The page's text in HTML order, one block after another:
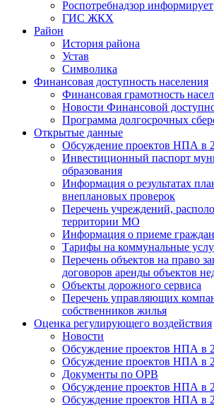
Роспотребнадзор информирует
ГИС ЖКХ
Район
История района
Устав
Символика
Финансовая доступность населения
Финансовая грамотность
Новости Финансовой
Программа долгосрочных
Открытые данные
Обсуждение проектов НПА в
Инвестиционный паспорт
образования
Информация о результатах
внеплановых проверок
Перечень учреждений,
территории МО
Информация о приеме граждан
Тарифы на коммунальные
Перечень объектов на право
договоров аренды объектов
Объекты дорожного сервиса
Перечень управляющих
собственников жилья
Оценка регулирующего воздействия
Новости
Обсуждение проектов НПА в
Обсуждение проектов НПА в
Документы по ОРВ
Обсуждение проектов НПА в
Обсуждение проектов НПА в